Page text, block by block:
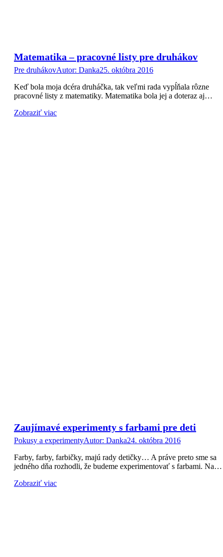
Matematika – pracovné listy pre druhákov
Pre druhákovAutor: Danka25. októbra 2016
Keď bola moja dcéra druháčka, tak veľmi rada vypĺňala rôzne
pracovné listy z matematiky. Matematika bola jej a doteraz aj…
Zobraziť viac
Zaujímavé experimenty s farbami pre deti
Pokusy a experimentyAutor: Danka24. októbra 2016
Farby, farby, farbičky, majú rady detičky… A práve preto sme sa
jedného dňa rozhodli, že budeme experimentovať s farbami. Na…
Zobraziť viac